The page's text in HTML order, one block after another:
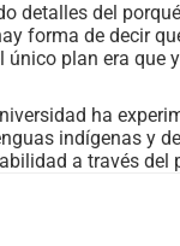
detalles del
forma de decir
plan era que
ha
indígenas y
a través